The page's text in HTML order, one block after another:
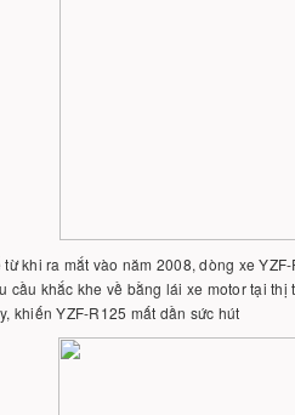
từ khi ra mắt vào năm 2008, dòng xe
cầu khắc khe về bằng lái xe motor tại
khiến YZF-R125 mất dần sức hút